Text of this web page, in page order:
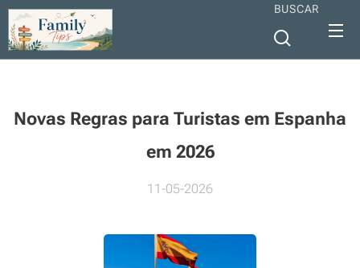
BUSCAR
Novas Regras para Turistas em Espanha
em 2026
11-05-2026